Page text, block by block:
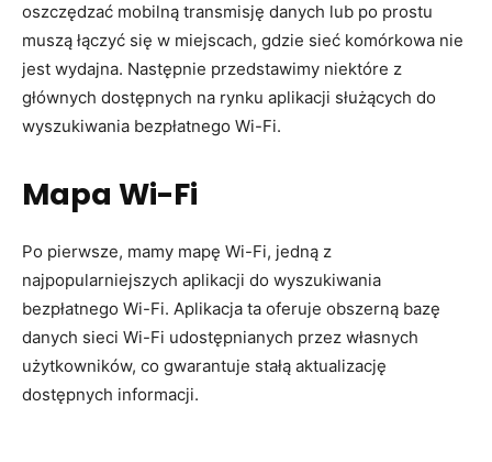
oszczędzać mobilną transmisję danych lub po prostu
muszą łączyć się w miejscach, gdzie sieć komórkowa nie
jest wydajna. Następnie przedstawimy niektóre z
głównych dostępnych na rynku aplikacji służących do
wyszukiwania bezpłatnego Wi-Fi.
Mapa Wi-Fi
Po pierwsze, mamy mapę Wi-Fi, jedną z
najpopularniejszych aplikacji do wyszukiwania
bezpłatnego Wi-Fi. Aplikacja ta oferuje obszerną bazę
danych sieci Wi-Fi udostępnianych przez własnych
użytkowników, co gwarantuje stałą aktualizację
dostępnych informacji.